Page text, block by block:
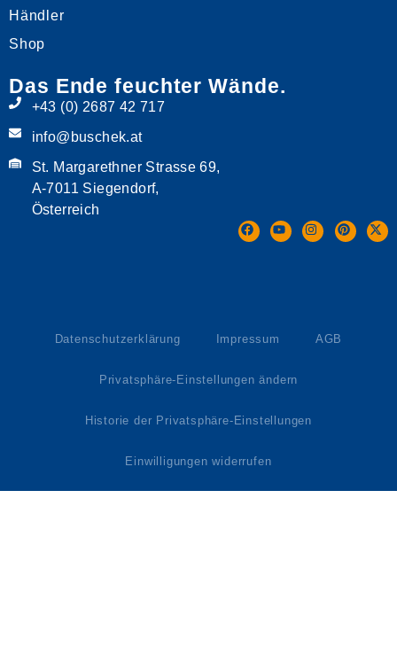
Händler
Shop
Das Ende feuchter Wände.
+43 (0) 2687 42 717
info@buschek.at
St. Margarethner Strasse 69,
A-7011 Siegendorf,
Österreich
Datenschutzerklärung Impressum AGB
Privatsphäre-Einstellungen ändern
Historie der Privatsphäre-Einstellungen
Einwilligungen widerrufen